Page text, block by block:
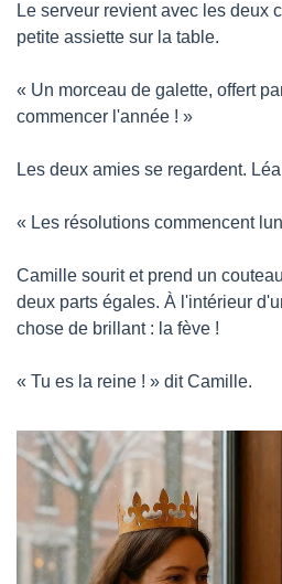
Le serveur revient avec les deux
petite assiette sur la table.
« Un morceau de galette, offert
commencer l'année ! »
Les deux amies se regardent.
« Les résolutions commencent
Camille sourit et prend un
deux parts égales. À l'intérieur
chose de brillant : la fève !
« Tu es la reine ! » dit Camille.